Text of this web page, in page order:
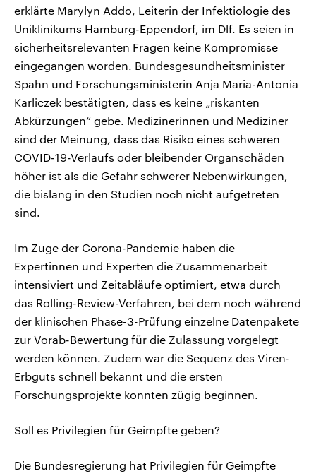
erklärte Marylyn Addo, Leiterin der Infektiologie des
Uniklinikums Hamburg-Eppendorf, im Dlf. Es seien in
sicherheitsrelevanten Fragen keine Kompromisse
eingegangen worden. Bundesgesundheitsminister
Spahn und Forschungsministerin Anja Maria-Antonia
Karliczek bestätigten, dass es keine „riskanten
Abkürzungen“ gebe. Medizinerinnen und Mediziner
sind der Meinung, dass das Risiko eines schweren
COVID-19-Verlaufs oder bleibender Organschäden
höher ist als die Gefahr schwerer Nebenwirkungen,
die bislang in den Studien noch nicht aufgetreten
sind.
Im Zuge der Corona-Pandemie haben die
Expertinnen und Experten die Zusammenarbeit
intensiviert und Zeitabläufe optimiert, etwa durch
das Rolling-Review-Verfahren, bei dem noch während
der klinischen Phase-3-Prüfung einzelne Datenpakete
zur Vorab-Bewertung für die Zulassung vorgelegt
werden können. Zudem war die Sequenz des Viren-
Erbguts schnell bekannt und die ersten
Forschungsprojekte konnten zügig beginnen.
Soll es Privilegien für Geimpfte geben?
Die Bundesregierung hat Privilegien für Geimpfte